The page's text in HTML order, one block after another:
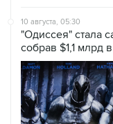
10 августа, 05:30
"Одиссея" стала
собрав $1,1 млрд